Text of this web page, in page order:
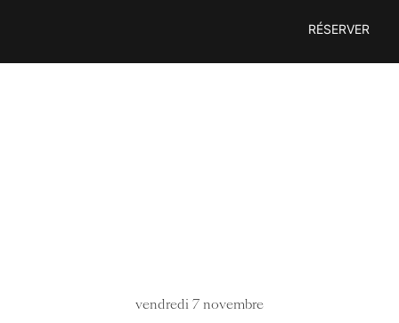
RÉSERVER
vendredi 7 novembre